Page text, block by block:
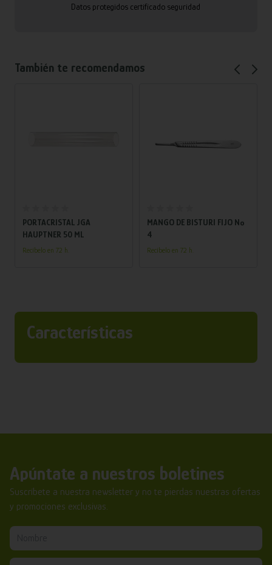
Datos protegidos certificado seguridad
También te recomendamos
PORTACRISTAL JGA
HAUPTNER 50 ML
Recíbelo en 72 h.
MANGO DE BISTURI FIJO Nº
4
Recíbelo en 72 h.
Características
Apúntate a nuestros boletines
Suscríbete a nuestra newsletter y no te pierdas nuestras ofertas
y promociones exclusivas.